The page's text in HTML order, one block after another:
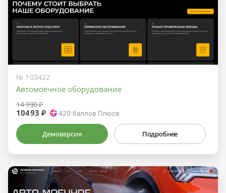
№ 103422
Автомоечное оборудование
14 990 ₽
10493 ₽ 420 баллов Плюса
Демоверсия Подробнее